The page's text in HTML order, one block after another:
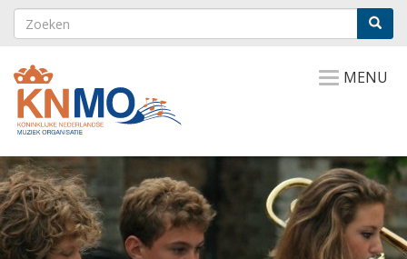
MENU